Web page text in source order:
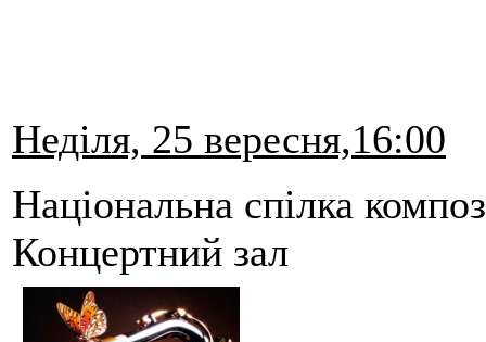
Неділя, 25 вересня,16:00
Національна спілка
Концертний зал